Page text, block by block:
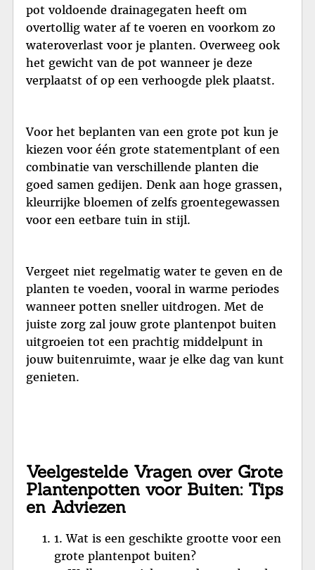
pot voldoende drainagegaten heeft om
overtollig water af te voeren en voorkom zo
wateroverlast voor je planten. Overweeg ook
het gewicht van de pot wanneer je deze
verplaatst of op een verhoogde plek plaatst.
Voor het beplanten van een grote pot kun je
kiezen voor één grote statementplant of een
combinatie van verschillende planten die
goed samen gedijen. Denk aan hoge grassen,
kleurrijke bloemen of zelfs groentegewassen
voor een eetbare tuin in stijl.
Vergeet niet regelmatig water te geven en de
planten te voeden, vooral in warme periodes
wanneer potten sneller uitdrogen. Met de
juiste zorg zal jouw grote plantenpot buiten
uitgroeien tot een prachtig middelpunt in
jouw buitenruimte, waar je elke dag van kunt
genieten.
Veelgestelde Vragen over Grote
Plantenpotten voor Buiten: Tips
en Adviezen
1. Wat is een geschikte grootte voor een
grote plantenpot buiten?